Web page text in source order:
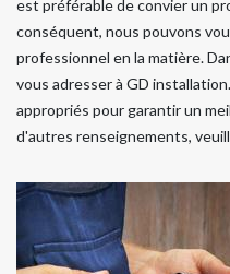
est préférable de convier un
conséquent, nous pouvons
professionnel en la matière.
vous adresser à GD
appropriés pour garantir un
d'autres renseignements,